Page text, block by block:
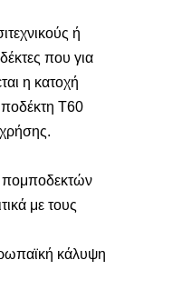
ή
που για
η κατοχή
Τ60
χρήσης.
με τους
κάλυψη